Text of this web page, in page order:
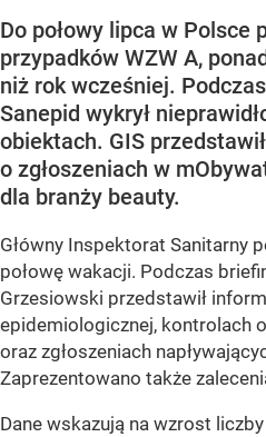
Do połowy lipca w Polsce
przypadków WZW A,
niż rok wcześniej.
Sanepid wykrył
obiektach. GIS
o zgłoszeniach w
dla branży beauty.
Główny Inspektorat Sanitarny
połowę wakacji. Podczas
Grzesiowski przedstawił
epidemiologicznej, kontrolach
oraz zgłoszeniach
Zaprezentowano także
Dane wskazują na wzrost